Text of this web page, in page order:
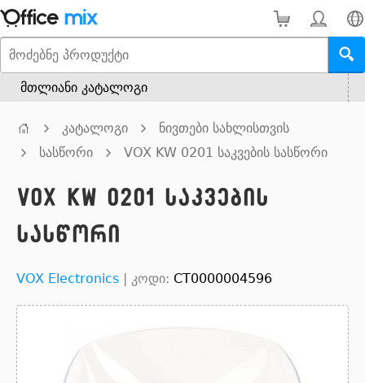
მთლიანი კატალოგი
კატალოგი
ნივთები სახლისთვის
სასწორი
VOX KW 0201 საკვების სასწორი
VOX KW 0201 საკვების
სასწორი
VOX Electronics | კოდი: CT0000004596